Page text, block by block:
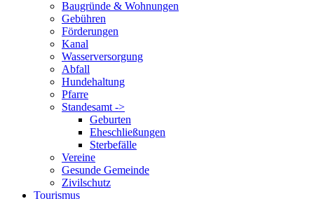
Baugründe & Wohnungen
Gebühren
Förderungen
Kanal
Wasserversorgung
Abfall
Hundehaltung
Pfarre
Standesamt ->
Geburten
Eheschließungen
Sterbefälle
Vereine
Gesunde Gemeinde
Zivilschutz
Tourismus